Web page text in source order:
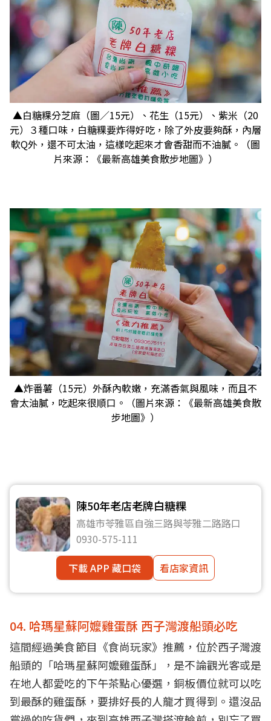
▲白糖粿分芝麻（圖／15元）、花生（15元）、紫米（20
元）３種口味，白糖粿要炸得好吃，除了外皮要夠酥，內層
軟Q外，還不可太油，這樣吃起來才會香甜而不油膩。（圖
片來源：《最新高雄美食散步地圖》）
▲炸番薯（15元）外酥內軟嫩，充滿香氣與風味，而且不
會太油膩，吃起來很順口。（圖片來源：《最新高雄美食散
步地圖》）
陳50年老店老牌白糖粿
高雄市苓雅區自強三路與苓雅二路路口
0930-575-111
下載 APP 藏口袋
看店家資訊
04. 哈瑪星蘇阿嬤雞蛋酥 西子灣渡船頭必吃
這間經過美食節目《食尚玩家》推薦，位於西子灣渡
船頭的「哈瑪星蘇阿嬤雞蛋酥」，是不論觀光客或是
在地人都愛吃的下午茶點心優選，銅板價位就可以吃
到最酥的雞蛋酥，要排好長的人龍才買得到。還沒品